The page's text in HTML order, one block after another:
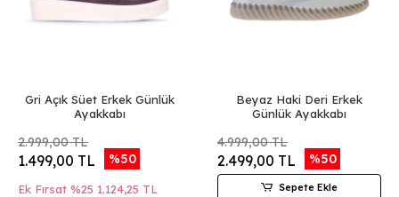
Gri Açık Süet Erkek Günlük
Ayakkabı
2.999,00 TL
1.499,00 TL %50
Ek Fırsat %25 1.124,25 TL
Beyaz Haki Deri Erkek
Günlük Ayakkabı
4.999,00 TL
2.499,00 TL %50
Sepete Ekle